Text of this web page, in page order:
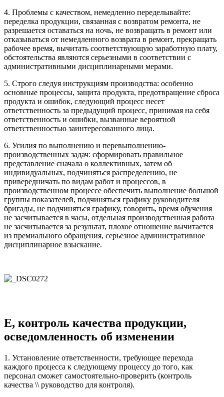
4. Проблемы с качеством, немедленно переделывайте:
переделка продукции, связанная с возвратом ремонта, не
разрешается оставаться на ночь, не возвращать в ремонт или
отказываться от немедленного возврата в ремонт, прекращать
рабочее время, вычитать соответствующую заработную плату,
обстоятельства являются серьезными в соответствии с
административными дисциплинарными мерами.
5. Строго следуя инструкциям производства: особенно
основные процессы, защита продукта, предотвращение сброса
продукта и ошибок, следующий процесс несет
ответственность за предыдущий процесс, принимая на себя
ответственность и ошибки, вызванные вероятной
ответственностью заинтересованного лица.
6. Усилия по выполнению и перевыполнению-
производственных задач: сформировать правильное
представление сначала о коллективных, затем об
индивидуальных, подчиняться распределению, не
привередничать по видам работ и процессов, в
производственном процессе обеспечить выполнение большой
группы показателей, подчиняться графику руководителя
бригады, не подчиняться графику, говорить, время обучения
не засчитывается в часы, отдельная производственная работа
не засчитывается за результат, плохое отношение вычитается
из премиального обращения, серьезное административное
дисциплинарное взыскание.
E, контроль качества продукции,
осведомленность об изменении
1. Установление ответственности, требующее перехода
каждого процесса к следующему процессу до того, как
персонал сможет самостоятельно-проверить (контроль
качества \\ руководство для контроля).